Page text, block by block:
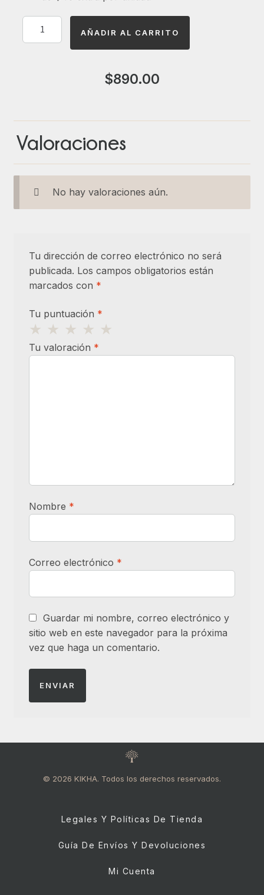
AÑADIR AL CARRITO
$890.00
Valoraciones
No hay valoraciones aún.
Tu dirección de correo electrónico no será
publicada. Los campos obligatorios están
marcados con *
Tu puntuación *
Tu valoración *
Nombre *
Correo electrónico *
Guardar mi nombre, correo electrónico y
sitio web en este navegador para la próxima
vez que haga un comentario.
© 2026 KIKHA. Todos los derechos reservados.
Legales Y Políticas De Tienda
Guía De Envíos Y Devoluciones
Mi Cuenta